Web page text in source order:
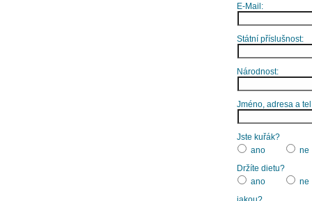
E-Mail:
Státní příslušnost:
Národnost:
Jméno, adresa a
Jste kuřák?
ano
ne
Držíte dietu?
ano
ne